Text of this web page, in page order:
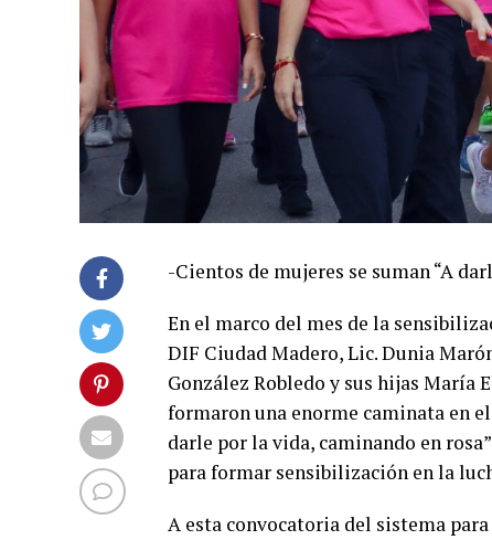
-Cientos de mujeres se suman “A
En el marco del mes de la
DIF Ciudad Madero, Lic. Dunia
González Robledo y sus hijas María
formaron una enorme caminata en
darle por lavida, caminando en
para formar sensibilización en la
A esta convocatoria del sistema